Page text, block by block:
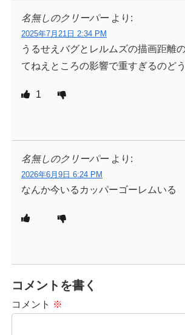
名無しのクリーパー より:
2025年7月21日 2:34 PM
うるせえバグとレルムズの描画距離
てねえところの影響で重すぎるのど
1
名無しのクリーパー より:
2026年6月9日 6:24 PM
なんか今いるカッパーゴーレムいる
コメントを書く
コメント ※